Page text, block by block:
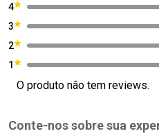
4
3
2
1
O produto não tem reviews.
Conte-nos sobre sua